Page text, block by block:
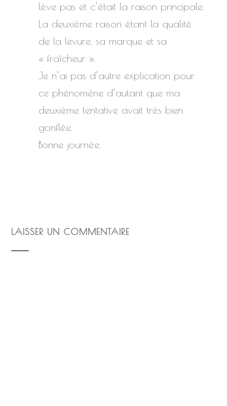
lève pas et c’était la raison principale.
La deuxième raison étant la qualité
de la levure, sa marque et sa
« fraîcheur ».
Je n’ai pas d’autre explication pour
ce phénomène d’autant que ma
deuxième tentative avait très bien
gonflée.
Bonne journée.
LAISSER UN COMMENTAIRE